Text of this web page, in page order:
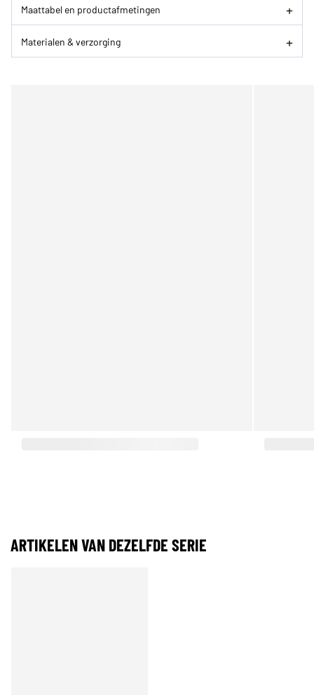
Maattabel en productafmetingen
Materialen & verzorging
ARTIKELEN VAN DEZELFDE SERIE